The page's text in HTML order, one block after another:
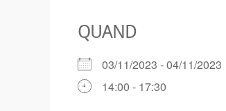
QUAND
03/11/2023 - 04/11/2023
14:00 - 17:30